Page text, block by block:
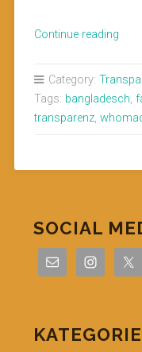
Continue reading
so
Category:
Tags: bangladesch,
transparenz,
SOCIAL